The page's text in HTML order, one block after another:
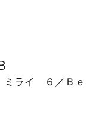
ミライ ６／Ｂｅ